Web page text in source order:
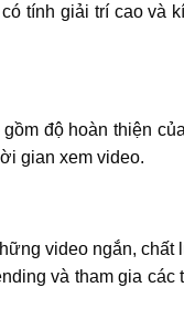
tính giải trí cao và
độ hoàn thiện
gian xem video.
video ngắn,
và tham gia